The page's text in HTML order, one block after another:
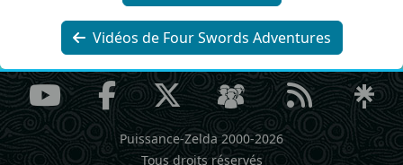
Vidéos de Four Swords Adventures
Puissance-Zelda 2000-2026
Tous droits réservés